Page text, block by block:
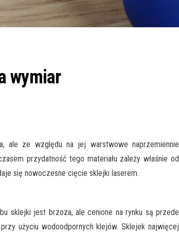
wymiar
ale ze względu na jej warstwowe naprzemiennie
przydatność tego materiału zależy właśnie od
się nowoczesne cięcie sklejki laserem.
sklejki jest brzoza, ale cenione na rynku są przede
użyciu wodoodpornych klejów. Sklejek najwięcej